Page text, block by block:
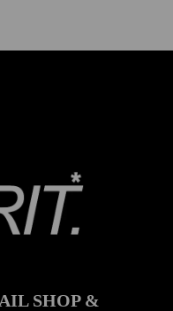
SHOP &